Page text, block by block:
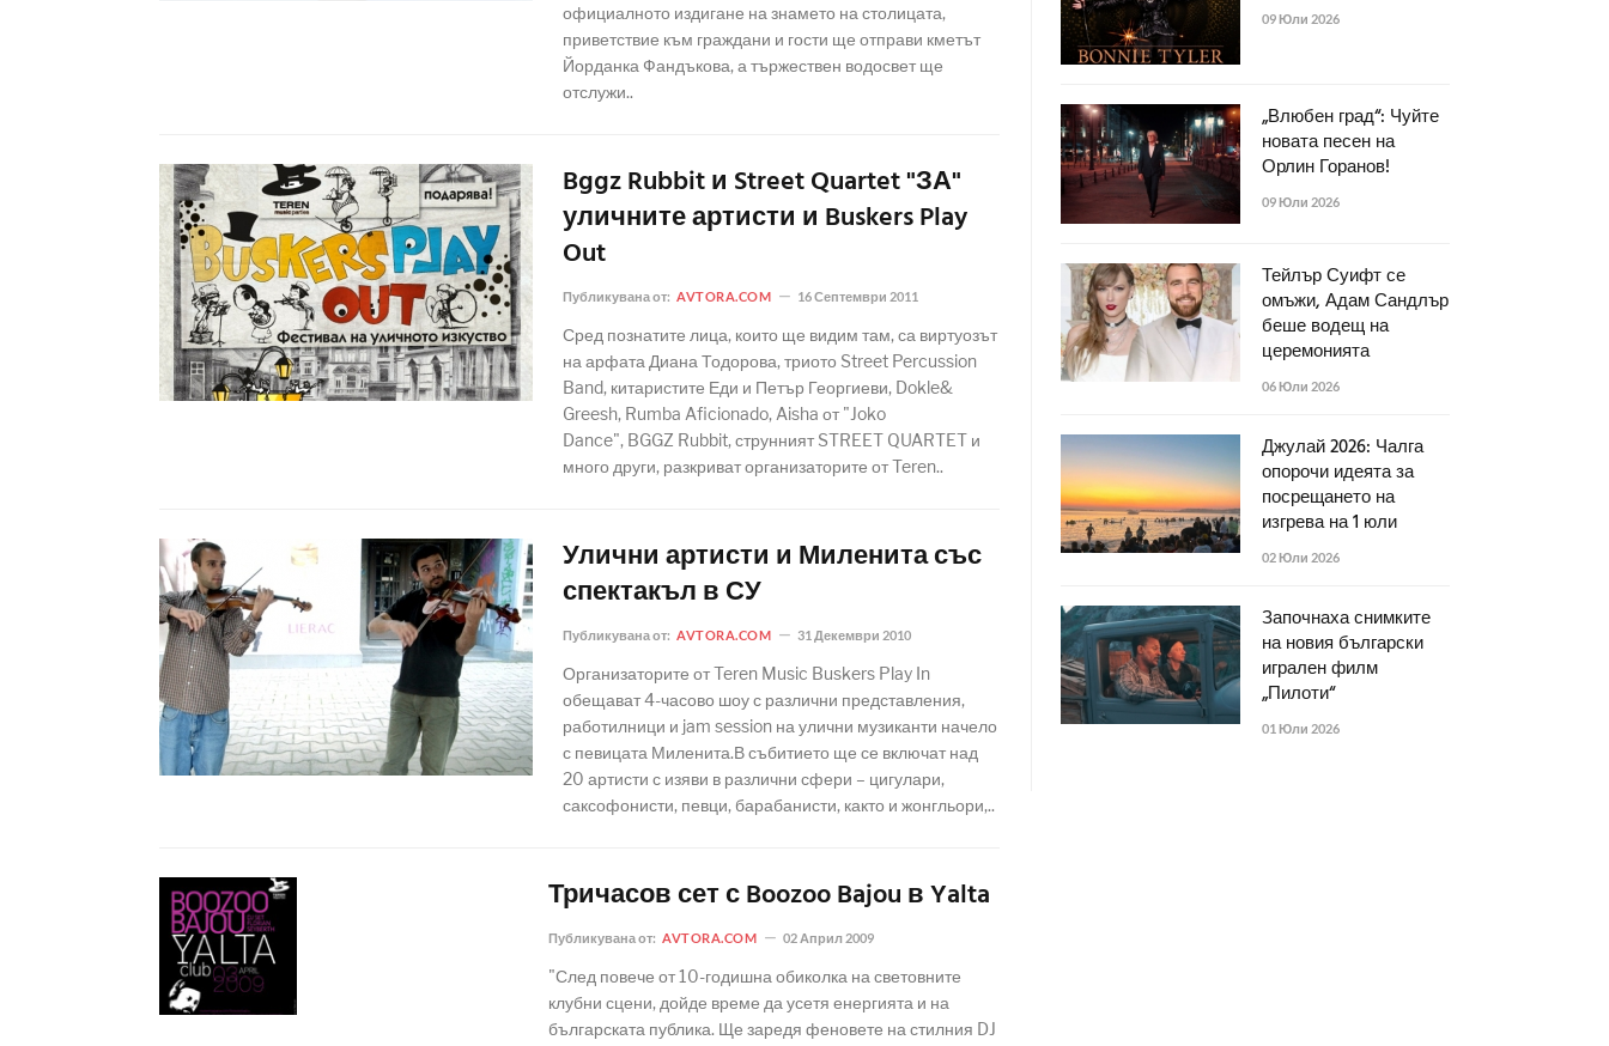
официалното издигане на знамето на столицата,
приветствие към граждани и гости ще отправи кметът
Йорданка Фандъкова, а тържествен водосвет ще
отслужи..
Bggz Rubbit и Street Quartet "ЗА"
уличните артисти и Buskers Play
Out
Публикувана от: AVTORA.COM 16 Септември 2011
Сред познатите лица, които ще видим там, са виртуозът
на арфата Диана Тодорова, триото Street Percussion
Band, китаристите Еди и Петър Георгиеви, Dokle&
Greesh, Rumba Aficionado, Aisha от "Joko
Dance", BGGZ Rubbit, струнният STREET QUARTET и
много други, разкриват организаторите от Teren..
Улични артисти и Миленита със
спектакъл в СУ
Публикувана от: AVTORA.COM 31 Декември 2010
Организаторите от Teren Music Buskers Play In
обещават 4-часово шоу с различни представления,
работилници и jam session на улични музиканти начело
с певицата Миленита.В събитието ще се включат над
20 артисти с изяви в различни сфери – цигулари,
саксофонисти, певци, барабанисти, както и жонгльори,..
Тричасов сет с Boozoo Bajou в Yalta
Публикувана от: AVTORA.COM 02 Април 2009
"След повече от 10-годишна обиколка на световните
клубни сцени, дойде време да усетя енергията и на
българската публика. Ще заредя феновете на стилния DJ
09 Юли 2026
„Влюбен град“: Чуйте
новата песен на
Орлин Горанов!
09 Юли 2026
Тейлър Суифт се
омъжи, Адам Сандлър
беше водещ на
церемонията
06 Юли 2026
Джулай 2026: Чалга
опорочи идеята за
посрещането на
изгрева на 1 юли
02 Юли 2026
Започнаха снимките
на новия български
игрален филм
„Пилоти“
01 Юли 2026